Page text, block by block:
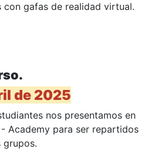
con gafas de realidad virtual.
de 2025
nos presentamos en
Academy para ser repartidos
grupos.